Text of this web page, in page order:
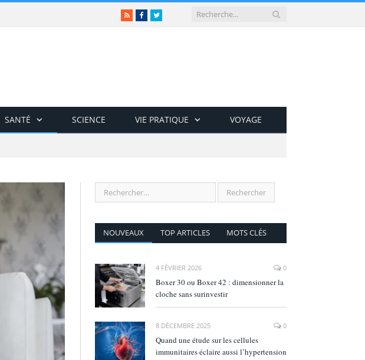
RSSFacebookTwitter
SANTÉ SCIENCE VIE PRATIQUE VOYAGE
NOUVEAUX TOP ARTICLES MOTS CLÉS
4 FÉVRIER 2026 0
Boxer 30 ou Boxer 42 : dimensionner la
cloche sans surinvestir
8 DÉCEMBRE 2025 0
Quand une étude sur les cellules
immunitaires éclaire aussi l’hypertension